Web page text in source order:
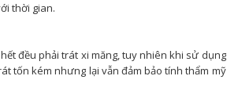
thời gian.
đều phải trát xi măng, tuy nhiên khi sử dụng
tốn kém nhưng lại vẫn đảm bảo tính thẩm mỹ